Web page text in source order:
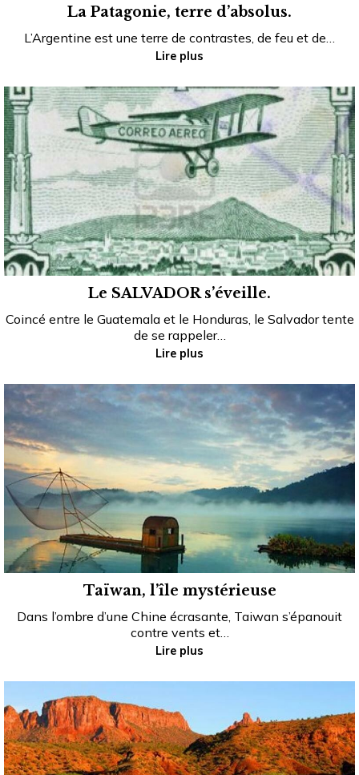
La Patagonie, terre d’absolus.
L’Argentine est une terre de contrastes, de feu et de…
Lire plus
Le SALVADOR s’éveille.
Coincé entre le Guatemala et le Honduras, le Salvador tente
de se rappeler…
Lire plus
Taïwan, l’île mystérieuse
Dans l’ombre d’une Chine écrasante, Taiwan s’épanouit
contre vents et…
Lire plus